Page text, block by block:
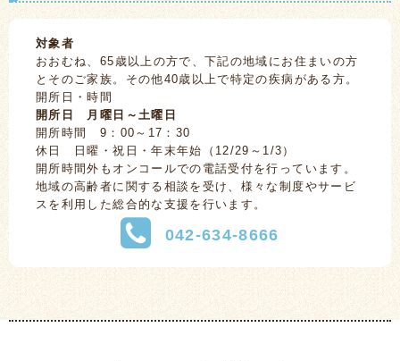
対象者
おおむね、65歳以上の方で、下記の地域にお住まいの方
とそのご家族。その他40歳以上で特定の疾病がある方。
開所日・時間
開所日 月曜日～土曜日
開所時間 9：00～17：30
休日 日曜・祝日・年末年始（12/29～1/3）
開所時間外もオンコールでの電話受付を行っています。
地域の高齢者に関する相談を受け、様々な制度やサービ
スを利用した総合的な支援を行います。
042-634-8666